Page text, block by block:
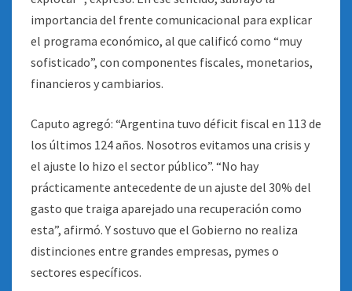
importancia del frente comunicacional para explicar
el programa económico, al que calificó como “muy
sofisticado”, con componentes fiscales, monetarios,
financieros y cambiarios.
Caputo agregó: “Argentina tuvo déficit fiscal en 113 de
los últimos 124 años. Nosotros evitamos una crisis y
el ajuste lo hizo el sector público”. “No hay
prácticamente antecedente de un ajuste del 30% del
gasto que traiga aparejado una recuperación como
esta”, afirmó. Y sostuvo que el Gobierno no realiza
distinciones entre grandes empresas, pymes o
sectores específicos.